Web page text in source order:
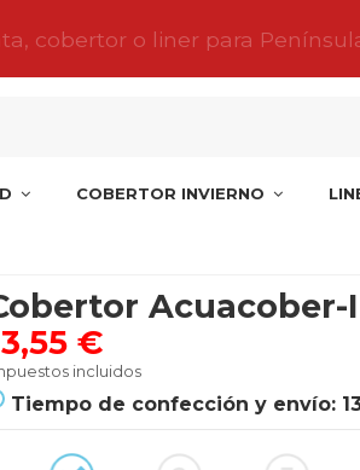
cobertor o liner para
COBERTOR INVIERNO
Acuacober-I
€
incluidos
Tiempo de confección y envío: